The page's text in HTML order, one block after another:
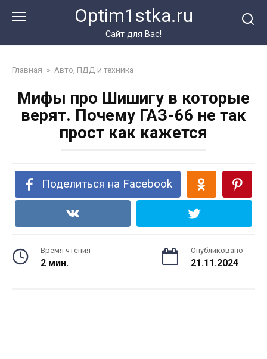
Optim1stka.ru
Сайт для Вас!
Главная » Авто, ПДД и техника
Мифы про Шишигу в которые
верят. Почему ГАЗ-66 не так
прост как кажется
Поделиться на Facebook
Время чтения
2 мин.
Опубликовано
21.11.2024